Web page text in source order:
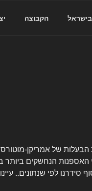
בישראל הקבוצה
תקופת הבעלות של אמריקן-
האספנות הנחשקים
סידרנו לפי שנתונים..